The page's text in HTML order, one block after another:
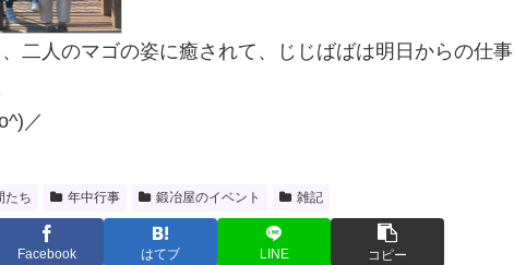
二人のマゴの姿に癒されて、じじばばは明日からの仕事
／
たち 年中行事 鍛冶屋のイベント 雑記
Facebook はてブ LINE コピー